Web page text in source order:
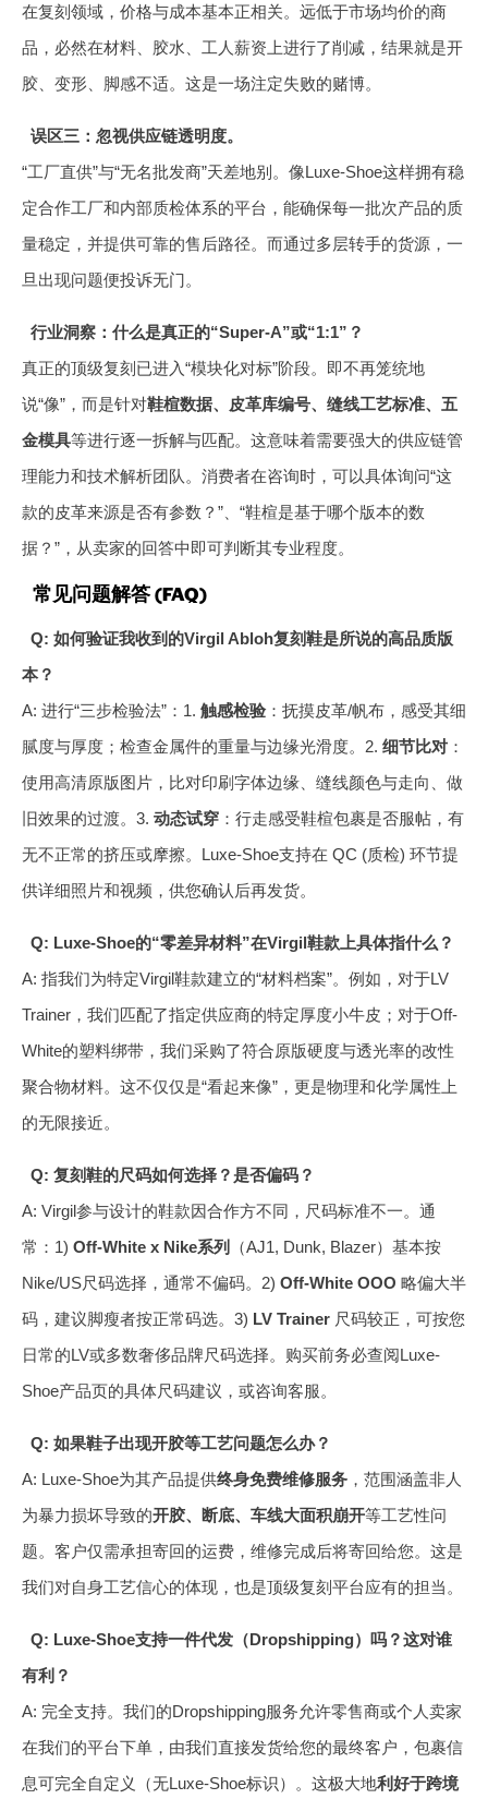
在复刻领域，价格与成本基本正相关。远低于市场均价的商
品，必然在材料、胶水、工人薪资上进行了削减，结果就是开
胶、变形、脚感不适。这是一场注定失败的赌博。
误区三：忽视供应链透明度。
“工厂直供”与“无名批发商”天差地别。像Luxe-Shoe这样拥有稳
定合作工厂和内部质检体系的平台，能确保每一批次产品的质
量稳定，并提供可靠的售后路径。而通过多层转手的货源，一
旦出现问题便投诉无门。
行业洞察：什么是真正的“Super-A”或“1:1”？
真正的顶级复刻已进入“模块化对标”阶段。即不再笼统地
说“像”，而是针对鞋楦数据、皮革库编号、缝线工艺标准、五
金模具等进行逐一拆解与匹配。这意味着需要强大的供应链管
理能力和技术解析团队。消费者在咨询时，可以具体询问“这
款的皮革来源是否有参数？”、“鞋楦是基于哪个版本的数
据？”，从卖家的回答中即可判断其专业程度。
常见问题解答 (FAQ)
Q: 如何验证我收到的Virgil Abloh复刻鞋是所说的高品质版
本？
A: 进行“三步检验法”：1. 触感检验：抚摸皮革/帆布，感受其细
腻度与厚度；检查金属件的重量与边缘光滑度。2. 细节比对 ：
使用高清原版图片，比对印刷字体边缘、缝线颜色与走向、做
旧效果的过渡。3. 动态试穿 ：行走感受鞋楦包裹是否服帖，有
无不正常的挤压或摩擦。Luxe-Shoe支持在 QC (质检) 环节提
供详细照片和视频，供您确认后再发货。
Q: Luxe-Shoe的“零差异材料”在Virgil鞋款上具体指什么？
A: 指我们为特定Virgil鞋款建立的“材料档案”。例如，对于LV
Trainer，我们匹配了指定供应商的特定厚度小牛皮；对于Off-
White的塑料绑带，我们采购了符合原版硬度与透光率的改性
聚合物材料。这不仅仅是“看起来像”，更是物理和化学属性上
的无限接近。
Q: 复刻鞋的尺码如何选择？是否偏码？
A: Virgil参与设计的鞋款因合作方不同，尺码标准不一。通
常：1) Off-White x Nike系列
（AJ1, Dunk, Blazer）基本按
Nike/US尺码选择，通常不偏码。2) Off-White OOO 略偏大半
码，建议脚瘦者按正常码选。3) LV Trainer 尺码较正，可按您
日常的LV或多数奢侈品牌尺码选择。购买前务必查阅Luxe-
Shoe产品页的具体尺码建议，或咨询客服。
Q: 如果鞋子出现开胶等工艺问题怎么办？
A: Luxe-Shoe为其产品提供终身免费维修服务 ，范围涵盖非人
为暴力损坏导致的开胶、断底、车线大面积崩开等工艺性问
题。客户仅需承担寄回的运费，维修完成后将寄回给您。这是
我们对自身工艺信心的体现，也是顶级复刻平台应有的担当。
Q: Luxe-Shoe支持一件代发（Dropshipping）吗？这对谁
有利？
A: 完全支持。我们的Dropshipping服务允许零售商或个人卖家
在我们的平台下单，由我们直接发货给您的最终客户，包裹信
息可完全自定义（无Luxe-Shoe标识）。这极大地利好于跨境